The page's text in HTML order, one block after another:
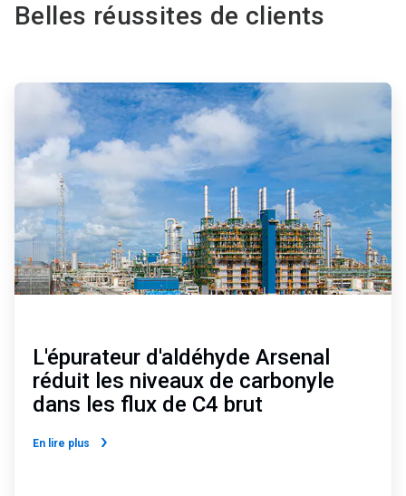
Belles réussites de clients
ArticleTile
2
L'épurateur d'aldéhyde Arsenal
réduit les niveaux de carbonyle
dans les flux de C4 brut
En lire plus